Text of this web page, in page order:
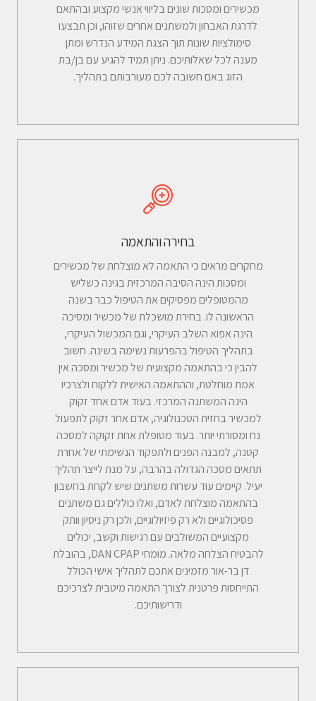
מכשירים ומסכות שונים בליווי אנשי מקצוע ובהתאם
לדרגת האבחון ולמשתנים אחרים שזוהו, וכן תבצעו
סימולציות שונות תוך הצגת המידע הנדרש ומתן
מענה לכל שאלותיכם. ניתן תמיד להגיע עם בן/בת
הזוג באם חשובה לכם מעורבותם בתהליך.
בחירה והתאמה
מחקרים מראים כי התאמה לא מוצלחת של מכשירים
ומסכות הינה הסיבה המרכזית בגינה כשליש
מהמטופלים מפסיקים את הטיפול כבר בשנה
הראשונה לו. בחירת מושכלת של מכשיר ומסיכה
הינה אפוא השלב העיקרי, וגם המכשול העיקרי,
בתהליך הטיפול בהפרעות נשימה בשינה. חשוב
להבין כי בהתאמה מקצועית של מכשיר ומסכה אין
אמת מוחלטת, וההתאמה האישית ללקוח ולצרכיו
הינה המשתנה המרכזי. בעוד אדם אחד זקוק
למכשיר בחזית הטכנולוגיה, אדם אחר זקוק לתפעול
נח ומסורתי יותר. בעוד מטופלת אחת זקוקה למסכה
קטנה, למבנה הפנים ולתפקוד הנשימתי של אחרת
תתאים מסכה הגדולה בהרבה, על מנת לייצר תהליך
יעיל. קיימים עוד עשרות משתנים שיש לקחת בחשבון
בהתאמה מוצלחת לאדם, ואלו כוללים גם משתנים
פסיכולוגיים ולא רק פיזיולוגיים, ולכן רק ניסיון וותק
מקצועיים המשולבים עם רגישות וקשב, יכולים
להבטיח הצלחה מלאה. מומחי DAN CPAP, בהובלת
דן בר-אור מזמינים אתכם לתהליך אישי הכולל
התייחסות פרטנית לצורך התאמה מיטבית לצרכיכם
ודרישותיכם.